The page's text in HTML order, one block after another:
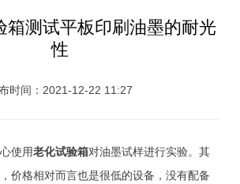
箱测试平板印刷油墨的耐光
性
时间：2021-12-22 11:27
使用老化试验箱对油墨试样进行实验。其
价格相对而言也是很低的设备，没有配备